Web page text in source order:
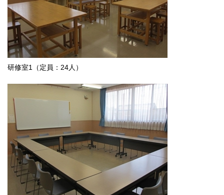
研修室1（定員：24人）